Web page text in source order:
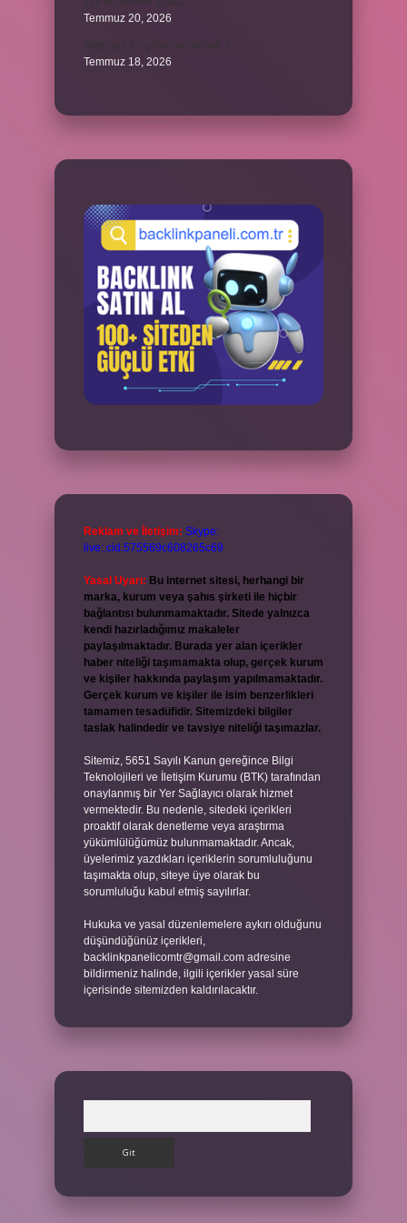
Temmuz 20, 2026
Temmuz 18, 2026
Reklam ve İletişim: Skype:
live:.cid.575569c608265c69
Yasal Uyarı: Bu internet sitesi, herhangi bir
marka, kurum veya şahıs şirketi ile hiçbir
bağlantısı bulunmamaktadır. Sitede yalnızca
kendi hazırladığımız makaleler
paylaşılmaktadır. Burada yer alan içerikler
haber niteliği taşımamakta olup, gerçek kurum
ve kişiler hakkında paylaşım yapılmamaktadır.
Gerçek kurum ve kişiler ile isim benzerlikleri
tamamen tesadüfidir. Sitemizdeki bilgiler
taslak halindedir ve tavsiye niteliği taşımazlar.
Sitemiz, 5651 Sayılı Kanun gereğince Bilgi
Teknolojileri ve İletişim Kurumu (BTK) tarafından
onaylanmış bir Yer Sağlayıcı olarak hizmet
vermektedir. Bu nedenle, sitedeki içerikleri
proaktif olarak denetleme veya araştırma
yükümlülüğümüz bulunmamaktadır. Ancak,
üyelerimiz yazdıkları içeriklerin sorumluluğunu
taşımakta olup, siteye üye olarak bu
sorumluluğu kabul etmiş sayılırlar.
Hukuka ve yasal düzenlemelere aykırı olduğunu
düşündüğünüz içerikleri,
backlinkpanelicomtr@gmail.com adresine
bildirmeniz halinde, ilgili içerikler yasal süre
içerisinde sitemizden kaldırılacaktır.